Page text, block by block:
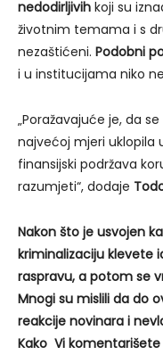
nedodirljivih koji su
životnim temama i s
nezaštićeni. Podobni
i u institucijama niko
„Poražavajuće je, da
najvećoj mjeri uklopila
finansijski podržava
razumjeti“, dodaje
Nakon što je usvojen
kriminalizaciju klevete
raspravu, a potom se
Mnogi su mislili da do
reakcije novinara i
Kako Vi